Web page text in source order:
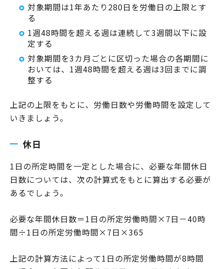
対象期間は1年あたり280日を労働日の上限とす
る
1週48時間を超える週は連続して3週間以下に設
定する
対象期間を3カ月ごとに区切った場合の各期間に
おいては、1週48時間を超える週は3回までに調
整する
上記の上限をもとに、労働日数や労働時間を設定して
いきましょう。
休日
1日の所定時間を一定とした場合に、必要な年間休日
日数については、次の計算式をもとに算出する必要が
あるでしょう。
必要な年間休日数＝1日の所定労働時間×7日－40時
間÷1日の所定労働時間×7日×365
上記の計算方法によって1日の所定労働時間が8時間